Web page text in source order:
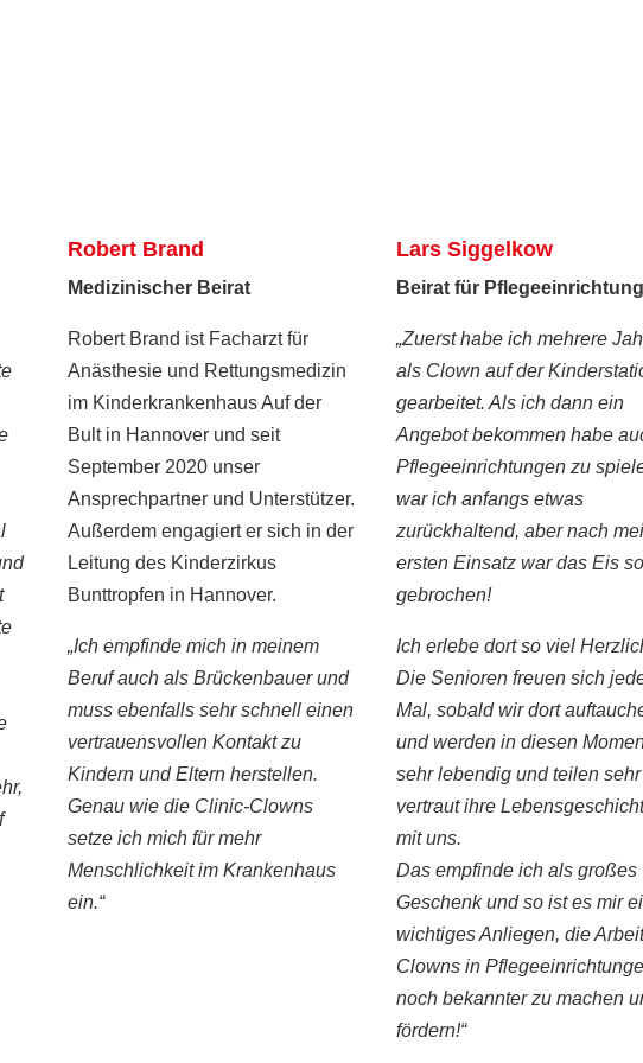
Robert Brand
Medizinischer Beirat
Robert Brand ist Facharzt für
Anästhesie und Rettungsmedizin
im Kinderkrankenhaus Auf der
Bult in Hannover und seit
September 2020 unser
Ansprechpartner und Unterstützer.
Außerdem engagiert er sich in der
Leitung des Kinderzirkus
Bunttropfen in Hannover.
„Ich empfinde mich in meinem
Beruf auch als Brückenbauer und
muss ebenfalls sehr schnell einen
vertrauensvollen Kontakt zu
Kindern und Eltern herstellen.
Genau wie die Clinic-Clowns
setze ich mich für mehr
Menschlichkeit im Krankenhaus
ein.“
Lars Siggelkow
Beirat für
„Zuerst habe ich mehrere
als Clown auf der
gearbeitet. Als ich dann ein
Angebot bekommen habe
Pflegeeinrichtungen zu
war ich anfangs etwas
zurückhaltend, aber nach
ersten Einsatz war das Eis
gebrochen!
Ich erlebe dort so viel
Die Senioren freuen sich
Mal, sobald wir dort
und werden in diesen
sehr lebendig und teilen sehr
vertraut ihre
mit uns.
Das empfinde ich als großes
Geschenk und so ist es mir
wichtiges Anliegen, die
Clowns in
noch bekannter zu machen
fördern!“